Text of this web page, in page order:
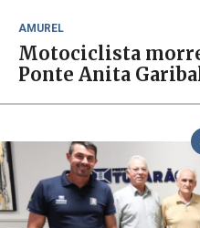
AMUREL
Motociclista
Ponte Anita